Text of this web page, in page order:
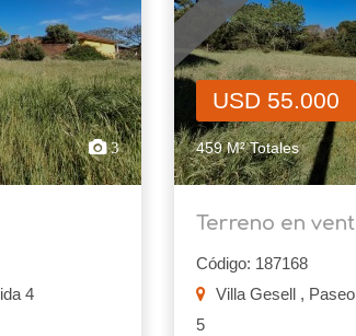
3
4
USD 55.000
459 M² Totales
Terreno en
Código: 187168
Villa Gesell ,
5